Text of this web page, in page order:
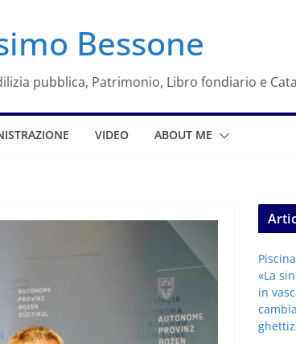
Bessone
pubblica, Patrimonio, Libro fondiario e
VIDEO ABOUT ME
«La
in